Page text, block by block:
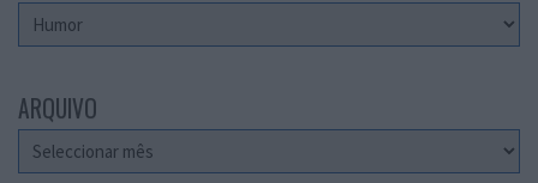
Categorias
ARQUIVO
Arquivo